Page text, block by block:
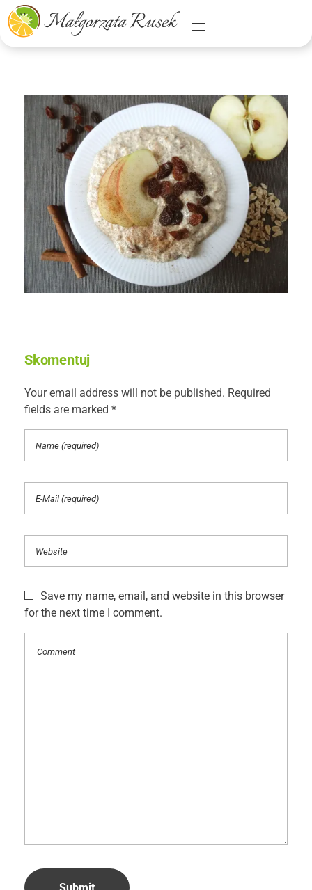
Małgorzata Rusek - dietetyk z pasją
Dietetyka kliniczna & Psychodietetyka
Skomentuj
Your email address will not be published. Required
fields are marked *
Save my name, email, and website in this browser
for the next time I comment.